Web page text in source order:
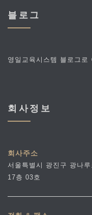
블로그
영일교육시스템 블로그로
회사정보
회사주소
서울특별시 광진구 광나
17층 03호